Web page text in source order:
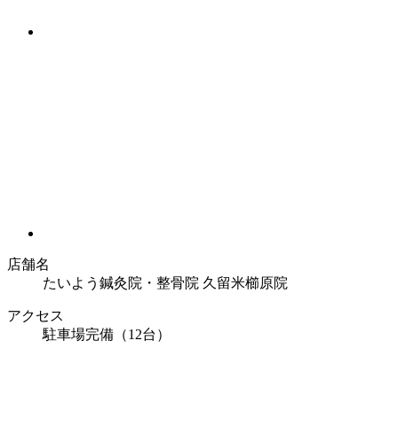
店舗名
たいよう鍼灸院・整骨院 久留米櫛原院
アクセス
駐車場完備（12台）